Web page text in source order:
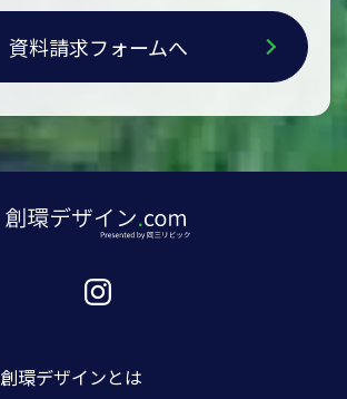
資料請求フォームへ
創環デザインとは